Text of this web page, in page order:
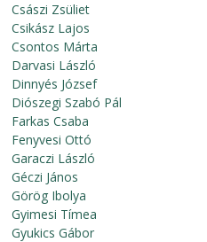
Császi Zsüliet
Csikász Lajos
Csontos Márta
Darvasi László
Dinnyés József
Diószegi Szabó Pál
Farkas Csaba
Fenyvesi Ottó
Garaczi László
Géczi János
Görög Ibolya
Gyimesi Tímea
Gyukics Gábor